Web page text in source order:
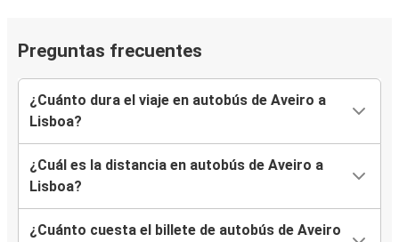
Preguntas frecuentes
¿Cuánto dura el viaje en autobús de Aveiro a
Lisboa?
¿Cuál es la distancia en autobús de Aveiro a
Lisboa?
¿Cuánto cuesta el billete de autobús de Aveiro